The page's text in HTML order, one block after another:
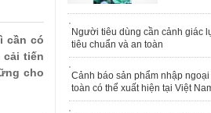
cần có
tiến
cho
Người tiêu dùng cần cảnh giác
tiêu chuẩn và an toàn
Cảnh báo sản phẩm nhập
toàn có thể xuất hiện tại Việt